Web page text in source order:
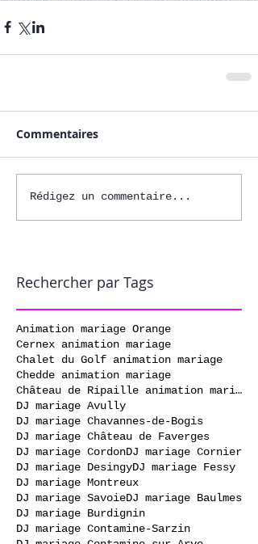
Commentaires
Rédigez un commentaire...
Rechercher par Tags
Animation mariage Orange
Cernex animation mariage
Chalet du Golf animation mariage
Chedde animation mariage
Château de Ripaille animation mariage
DJ mariage Avully
DJ mariage Chavannes-de-Bogis
DJ mariage Château de Faverges
DJ mariage CordonDJ mariage Cornier
DJ mariage DesingyDJ mariage Fessy
DJ mariage Montreux
DJ mariage SavoieDJ mariage Baulmes
DJ mariage Burdignin
DJ mariage Contamine-Sarzin